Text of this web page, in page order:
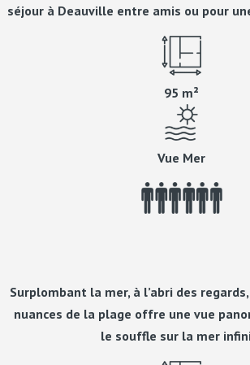
séjour à Deauville entre amis ou pour
95 m²
Vue Mer
Surplombant la mer, à l’abri des
nuances de la plage offre une vue
le souffle sur la mer